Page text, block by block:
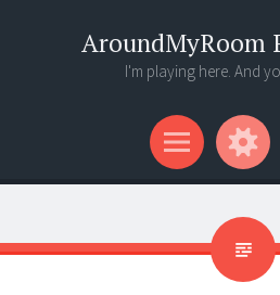
AroundMyRoom
I'm playing here. And
Menu
Widgets
Search